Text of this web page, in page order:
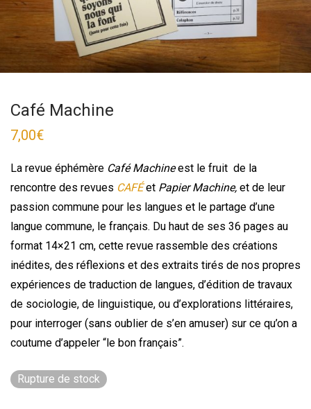
Café Machine
7,00€
La revue éphémère Café Machineest le fruit de la
rencontre des revues CAFÉet Papier Machine, et de leur
passion commune pour les langues et le partage d’une
langue commune, le français. Du haut de ses 36 pages au
format 14×21 cm, cette revue rassemble des créations
inédites, des réflexions et des extraits tirés de nos propres
expériences de traduction de langues, d’édition de travaux
de sociologie, de linguistique, ou d’explorations littéraires,
pour interroger (sans oublier de s’en amuser) sur ce qu’on a
coutume d’appeler “le bon français”.
Rupture de stock